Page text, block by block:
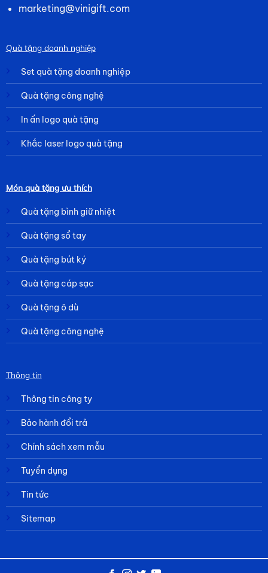
marketing@vinigift.com
Quà tặng doanh nghiệp
Set quà tặng doanh nghiệp
Quà tặng công nghệ
In ấn logo quà tặng
Khắc laser logo quà tặng
Món quà tặng ưu thích
Quà tặng bình giữ nhiệt
Quà tặng sổ tay
Quà tặng bút ký
Quà tặng cáp sạc
Quà tặng ô dù
Quà tặng công nghệ
Thông tin
Thông tin công ty
Bảo hành đổi trả
Chính sách xem mẫu
Tuyển dụng
Tin tức
Sitemap